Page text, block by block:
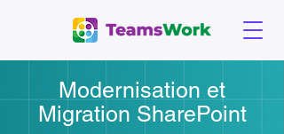
Modernisation et
Migration SharePoint